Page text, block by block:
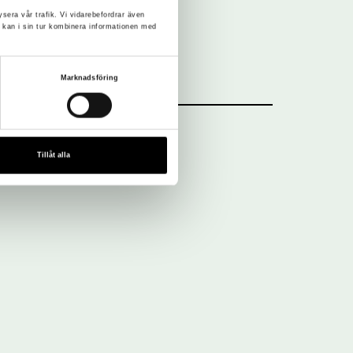
vår trafik. Vi vidarebefordrar även
i sin tur kombinera informationen med
Marknadsföring
Tillåt alla